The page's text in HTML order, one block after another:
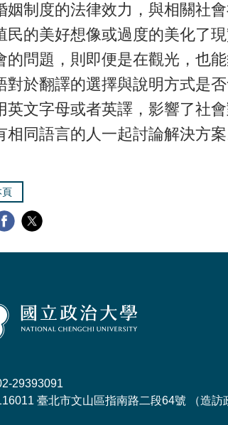
姻制度的法律效力，與相關社
民的美好想像或過度的美化了
的問題，則即便是在觀光，也
對於翻譯的選擇與說明方式是
英文字母或者英譯，影響了社
相同語言的人一起討論解決方案
頁
29393091
臺北市文山區指南路二段64號 （造訪